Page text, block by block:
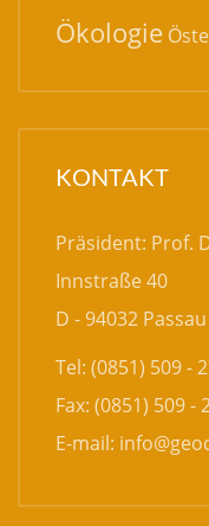
Ökologie
KONTAKT
Präsident: Prof.
Innstraße 40
D - 94032 Passau
Tel: (0851) 509 -
Fax: (0851) 509 -
E-mail: